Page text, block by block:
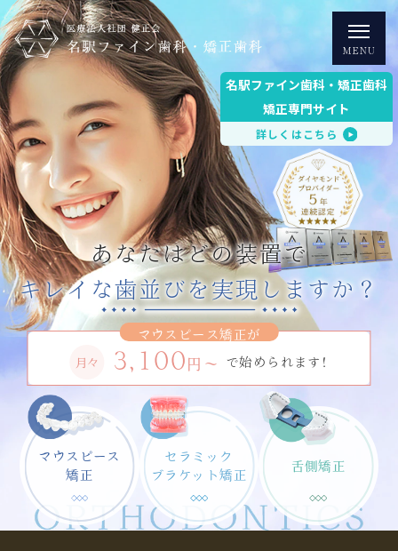
専門医師によるチーム医療と
豊富なメニューで輝く
素敵な笑顔を設計
Team medical care by specialized doctors
キレイな歯並びを実現しますか？
月々 3,100 円～ で始められます!
名駅ファイン歯科・矯正歯科
矯正専門サイト
詳しくはこちら
マウスピース
矯正
セラミック
ブラケット矯正
舌側矯正